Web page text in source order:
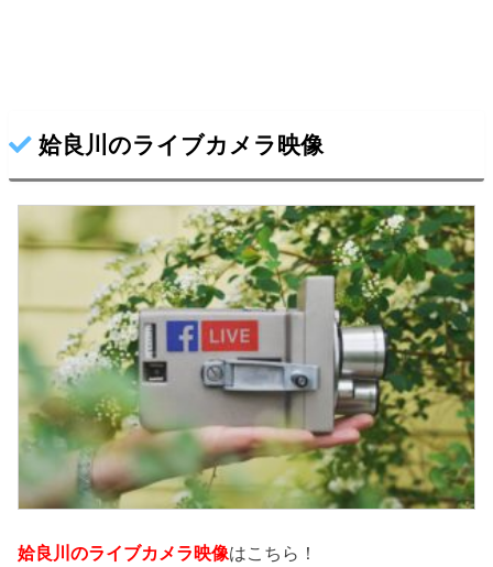
姶良川のライブカメラ映像
姶良川のライブカメラ映像はこちら！